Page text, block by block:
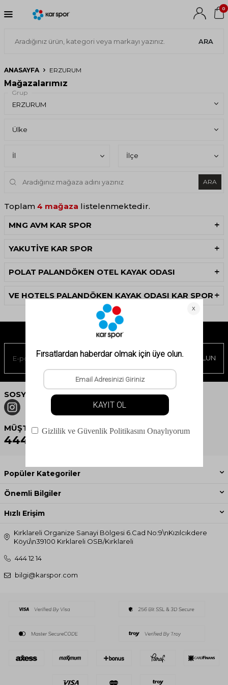
ARA
0
ANASAYFA ERZURUM
Mağazalarımız
Grup
ARA
Toplam 4 mağaza listelenmektedir.
MNG AVM KAR SPOR
YAKUTİYE KAR SPOR
POLAT PALANDÖKEN OTEL KAYAK ODASI
VE HOTELS PALANDÖKEN KAYAK ODASI KAR SPOR
E-BÜLTEN ABONELIĞI
KAYIT OLUN
SOSYAL MEDYA
MÜŞTERI HIZMETLERI
444 12 14
Popüler Kategoriler
Önemli Bilgiler
Hızlı Erişim
Kırklareli Organize Sanayi Bölgesi 6.Cad No:9\nKızılcıkdere
Köyü\n39100 Kırklareli OSB/Kırklareli
444 12 14
bilgi@karspor.com